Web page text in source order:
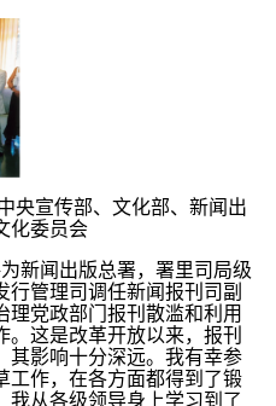
央宣传部、文化部、新闻出
化委员会
新闻出版总署，署里司局级
管理司调任新闻报刊司副
理党政部门报刊散滥和利用
这是改革开放以来，报刊
其影响十分深远。我有幸参
工作，在各方面都得到了锻
我从各级领导身上学习到了